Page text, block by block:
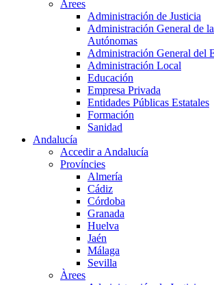
Àrees
Administración de Justicia
Administración General de
Autónomas
Administración General del
Administración Local
Educación
Empresa Privada
Entidades Públicas Estatales
Formación
Sanidad
Andalucía
Accedir a Andalucía
Províncies
Almería
Cádiz
Córdoba
Granada
Huelva
Jaén
Málaga
Sevilla
Àrees